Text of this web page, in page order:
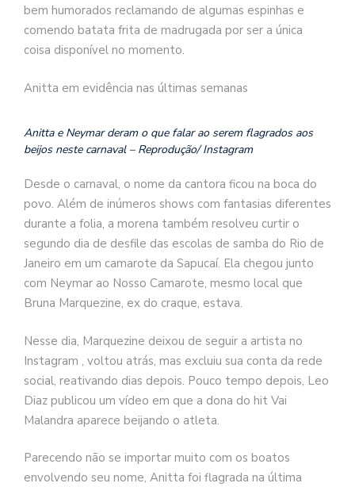
bem humorados reclamando de algumas espinhas e
comendo batata frita de madrugada por ser a única
coisa disponível no momento.
Anitta em evidência nas últimas semanas
Anitta e Neymar deram o que falar ao serem flagrados aos
beijos neste carnaval – Reprodução/ Instagram
Desde o carnaval, o nome da cantora ficou na boca do
povo. Além de inúmeros shows com fantasias diferentes
durante a folia, a morena também resolveu curtir o
segundo dia de desfile das escolas de samba do Rio de
Janeiro em um camarote da Sapucaí. Ela chegou junto
com Neymar ao Nosso Camarote, mesmo local que
Bruna Marquezine, ex do craque, estava.
Nesse dia, Marquezine deixou de seguir a artista no
Instagram , voltou atrás, mas excluiu sua conta da rede
social, reativando dias depois. Pouco tempo depois, Leo
Diaz publicou um vídeo em que a dona do hit Vai
Malandra aparece beijando o atleta.
Parecendo não se importar muito com os boatos
envolvendo seu nome, Anitta foi flagrada na última